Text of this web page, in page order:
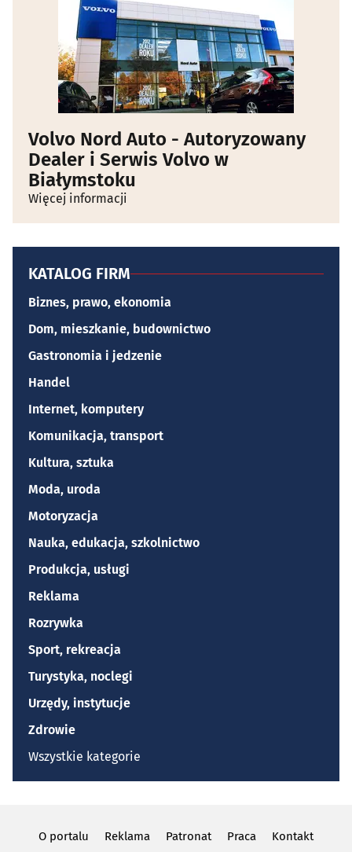
Volvo Nord Auto - Autoryzowany
Dealer i Serwis Volvo w
Białymstoku
Więcej informacji
KATALOG FIRM
Biznes, prawo, ekonomia
Dom, mieszkanie, budownictwo
Gastronomia i jedzenie
Handel
Internet, komputery
Komunikacja, transport
Kultura, sztuka
Moda, uroda
Motoryzacja
Nauka, edukacja, szkolnictwo
Produkcja, usługi
Reklama
Rozrywka
Sport, rekreacja
Turystyka, noclegi
Urzędy, instytucje
Zdrowie
Wszystkie kategorie
O portalu Reklama Patronat Praca Kontakt